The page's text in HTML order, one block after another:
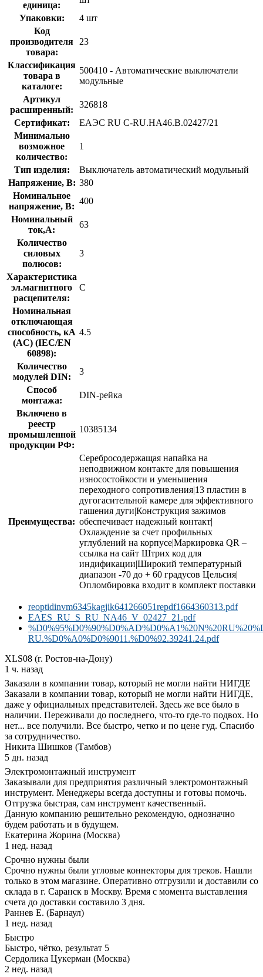
единица:
Упаковки:
4 шт
Код
производителя
товара:
23
Классификация
товара в
каталоге:
500410 - Автоматические выключатели
модульные
Артикул
расширенный:
326818
Сертификат:
ЕАЭС RU С-RU.НА46.В.02427/21
Минимально
возможное
количество:
1
Тип изделия:
Выключатель автоматический модульный
Напряжение, В: 380
Номинальное
напряжение, В:
400
Номинальный
ток,А:
63
Количество
силовых
полюсов:
3
Характеристика
эл.магнитного
расцепителя:
C
Номинальная
отключающая
способность, кA
(AC) (IEC/EN
60898):
4.5
Количество
модулей DIN:
3
Способ
монтажа:
DIN-рейка
Включено в
реестр
промышленной
продукции РФ:
10385134
Преимущества:
Серебросодержащая напайка на
неподвижном контакте для повышения
износостойкости и уменьшения
переходного сопротивления|13 пластин в
дугогасительной камере для эффективного
гашения дуги|Конструкция зажимов
обеспечивает надежный контакт|
Охлаждение за счет профильных
углублений на корпусе|Маркировка QR –
ссылка на сайт Штрих код для
индификации|Широкий температурный
диапазон -70 до + 60 градусов Цельсия|
Опломбировка входит в комплект поставки
reoptidinvm6345kagjik641266051repdf1664360313.pdf
EAES_RU_S_RU_NA46_V_02427_21.pdf
RU.%D0%A0%D0%9011.%D0%92.39241.24.pdf
XLS08 (г. Ростов-на-Дону)
1 ч. назад
Заказали в компании товар, который не могли найти НИГДЕ
Заказали в компании товар, который не могли найти НИГДЕ,
даже у официальных представителей. Здесь же все было в
наличии. Переживали до последнего, что-то где-то подвох. Но
нет... все получили. Все быстро, четко и по цене гуд. Спасибо
за сотрудничество.
Никита Шишков (Тамбов)
5 дн. назад
Электромонтажный инструмент
Заказывали для предприятия различный электромонтажный
инструмент. Менеджеры всегда доступны и готовы помочь.
Отгрузка быстрая, сам инструмент качественный.
Данную компанию решительно рекомендую, однозначно
будем работать и в будущем.
Екатерина Жорина (Москва)
1 нед. назад
Срочно нужны были
Срочно нужны были угловые коннекторы для треков. Нашли
только в этом магазине. Оперативно отгрузили и доставили со
склада в г. Саранск в Москву. Время с момента выставления
счета до доставки составило 3 дня.
Раннев Е. (Барнаул)
1 нед. назад
Быстро
Быстро, чётко, результат 5
Сердолика Цукерман (Москва)
2 нед. назад